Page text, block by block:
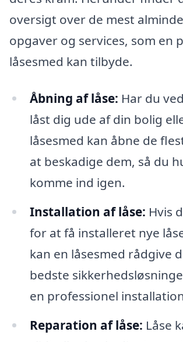
oversigt over de mest
opgaver og services, som en
låsesmed kan tilbyde.
Åbning af låse: Har du
låst dig ude af din bolig
låsesmed kan åbne de
at beskadige dem, så du
komme ind igen.
Installation af låse: Hvis
for at få installeret nye
kan en låsesmed rådgive
bedste
en professionel
Reparation af låse: Låse